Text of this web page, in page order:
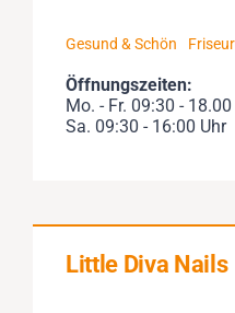
Gesund & Schön
Öffnungszeiten:
Mo. - Fr. 09:30 - 18.00
Sa. 09:30 - 16:00 Uhr
Little Diva Nails